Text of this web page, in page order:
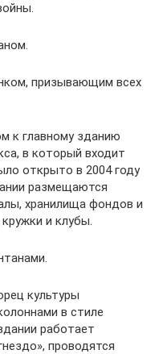
призывающим всех
к главному зданию
в который входит
открыто в 2004 году
размещаются
хранилища фондов и
и клубы.
культуры
в стиле
работает
проводятся